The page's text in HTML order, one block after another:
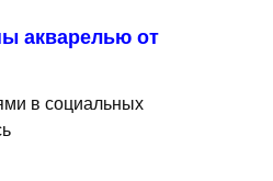
акварелью от
в социальных